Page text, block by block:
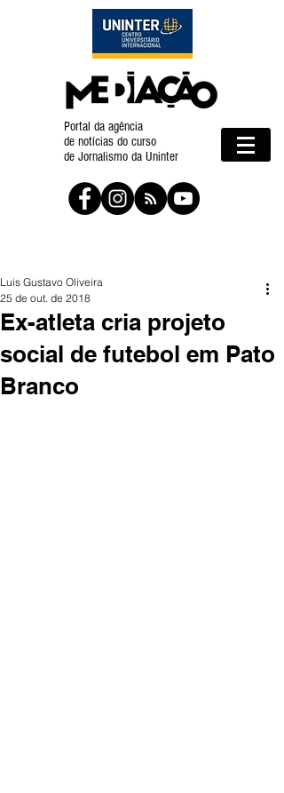
Portal da agência
de notícias do curso
de Jornalismo da Uninter
Ex-atleta cria projeto
social de futebol em Pato
Branco
Luis Gustavo Oliveira
25 de out. de 2018